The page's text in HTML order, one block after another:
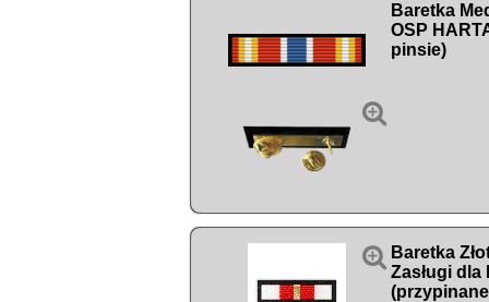

Baretka
OSP
pinsie)
 Baretka
Zasługi dla